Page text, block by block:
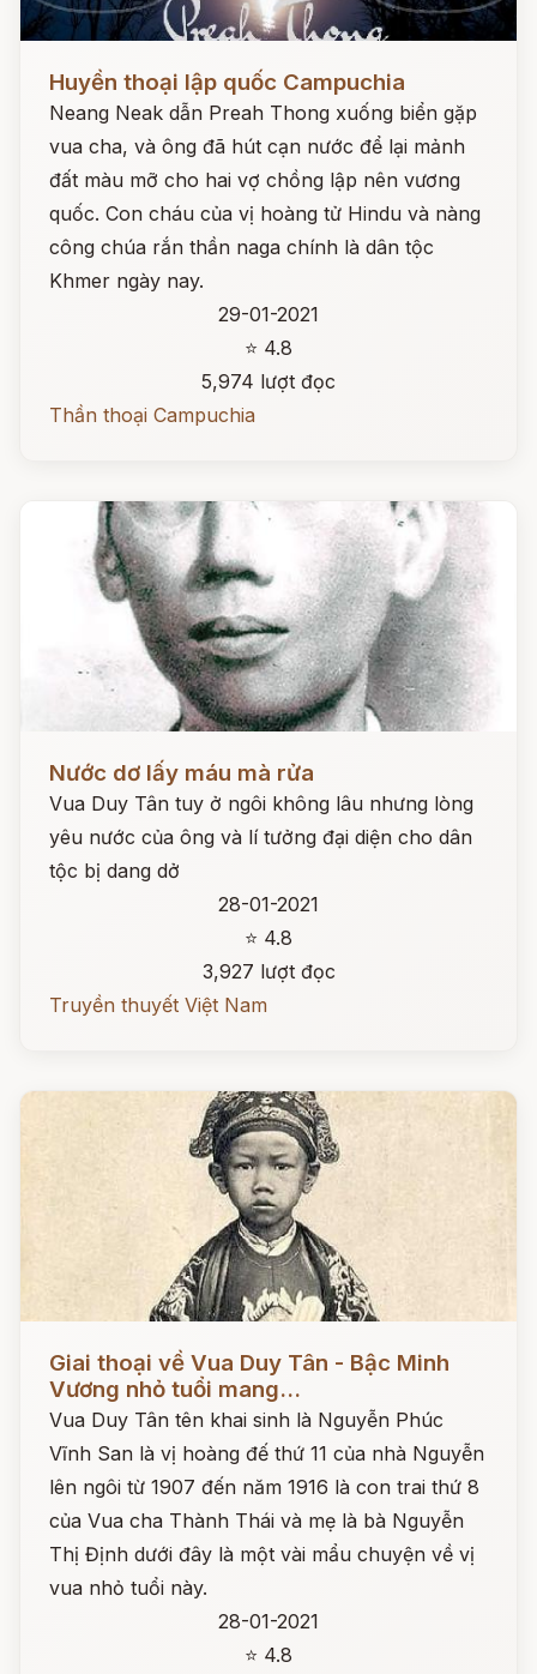
Đọc ngay
Huyền thoại lập quốc Campuchia
Neang Neak dẫn Preah Thong xuống biển gặp
vua cha, và ông đã hút cạn nước để lại mảnh
đất màu mỡ cho hai vợ chồng lập nên vương
quốc. Con cháu của vị hoàng tử Hindu và nàng
công chúa rắn thần naga chính là dân tộc
Khmer ngày nay.
29-01-2021
⭐ 4.8
5,974 lượt đọc
Thần thoại Campuchia
Nước dơ lấy máu mà rửa
Vua Duy Tân tuy ở ngôi không lâu nhưng lòng
yêu nước của ông và lí tưởng đại diện cho dân
tộc bị dang dở
28-01-2021
⭐ 4.8
3,927 lượt đọc
Truyền thuyết Việt Nam
Giai thoại về Vua Duy Tân - Bậc Minh
Vương nhỏ tuổi mang...
Vua Duy Tân tên khai sinh là Nguyễn Phúc
Vĩnh San là vị hoàng đế thứ 11 của nhà Nguyễn
lên ngôi từ 1907 đến năm 1916 là con trai thứ 8
của Vua cha Thành Thái và mẹ là bà Nguyễn
Thị Định dưới đây là một vài mẩu chuyện về vị
vua nhỏ tuổi này.
28-01-2021
⭐ 4.8